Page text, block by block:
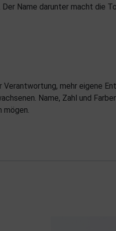
Name darunter macht die
mehr eigene
Name, Zahl und